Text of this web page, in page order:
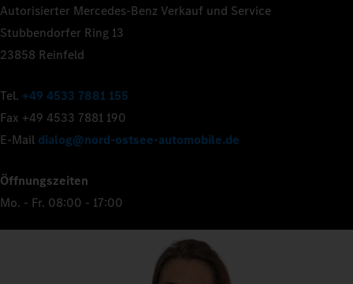
Autorisierter Mercedes-Benz Verkauf und Service
Stubbendorfer Ring 13
23858 Reinfeld
Tel. +49 4533 7881 155
Fax +49 4533 7881 190
E-Mail dialog@nord-ostsee-automobile.de
Öffnungszeiten
Mo. - Fr. 08:00 - 17:00